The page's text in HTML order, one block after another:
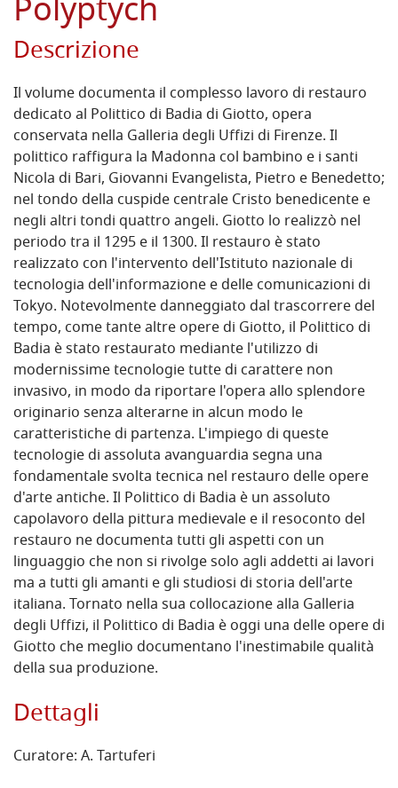
Polyptych
Descrizione
Il volume documenta il complesso lavoro di restauro
dedicato al Polittico di Badia di Giotto, opera
conservata nella Galleria degli Uffizi di Firenze. Il
polittico raffigura la Madonna col bambino e i santi
Nicola di Bari, Giovanni Evangelista, Pietro e Benedetto;
nel tondo della cuspide centrale Cristo benedicente e
negli altri tondi quattro angeli. Giotto lo realizzò nel
periodo tra il 1295 e il 1300. Il restauro è stato
realizzato con l'intervento dell'Istituto nazionale di
tecnologia dell'informazione e delle comunicazioni di
Tokyo. Notevolmente danneggiato dal trascorrere del
tempo, come tante altre opere di Giotto, il Polittico di
Badia è stato restaurato mediante l'utilizzo di
modernissime tecnologie tutte di carattere non
invasivo, in modo da riportare l'opera allo splendore
originario senza alterarne in alcun modo le
caratteristiche di partenza. L'impiego di queste
tecnologie di assoluta avanguardia segna una
fondamentale svolta tecnica nel restauro delle opere
d'arte antiche. Il Polittico di Badia è un assoluto
capolavoro della pittura medievale e il resoconto del
restauro ne documenta tutti gli aspetti con un
linguaggio che non si rivolge solo agli addetti ai lavori
ma a tutti gli amanti e gli studiosi di storia dell'arte
italiana. Tornato nella sua collocazione alla Galleria
degli Uffizi, il Polittico di Badia è oggi una delle opere di
Giotto che meglio documentano l'inestimabile qualità
della sua produzione.
Dettagli
Curatore: A. Tartuferi